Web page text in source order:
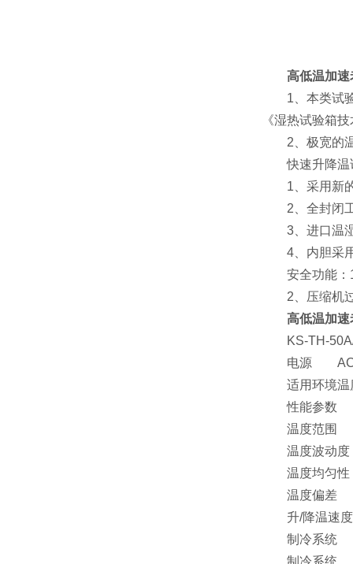
高低温加
1、本类试验
《湿热试验箱
2、极宽的温
快速升降温
1、采用新的
2、全封闭工
3、进口温湿
4、内胆采用
安全功能：1
2、压缩机过
高低温加
KS-TH-
电源
适用环境
性能参数
温度范围
温度波动
温度均匀
温度偏差
升/降温速
制冷系统
制冷系统 机